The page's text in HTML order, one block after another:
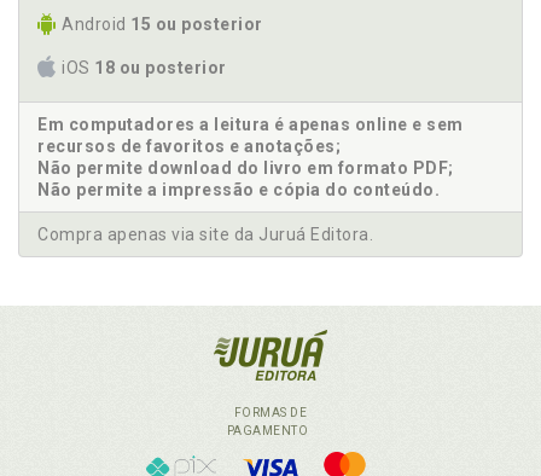
Android 15 ou posterior
iOS 18 ou posterior
Em computadores a leitura é apenas online e sem
recursos de favoritos e anotações;
Não permite download do livro em formato PDF;
Não permite a impressão e cópia do conteúdo.
Compra apenas via site da Juruá Editora.
FORMAS DE
PAGAMENTO